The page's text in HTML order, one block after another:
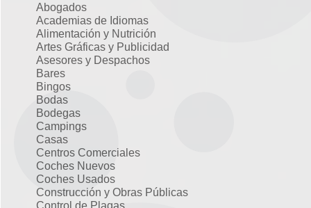
Abogados
Academias de Idiomas
Alimentación y Nutrición
Artes Gráficas y Publicidad
Asesores y Despachos
Bares
Bingos
Bodas
Bodegas
Campings
Casas
Centros Comerciales
Coches Nuevos
Coches Usados
Construcción y Obras Públicas
Control de Plagas